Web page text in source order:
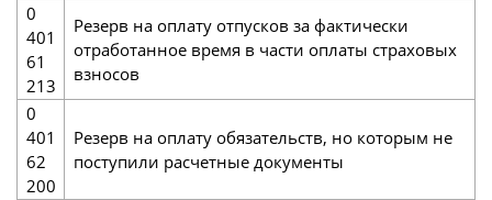
0
401
61
213
Резерв на оплату отпусков за фактически
отработанное время в части оплаты страховых
взносов
0
401
62
200
Резерв на оплату обязательств, но которым не
поступили расчетные документы